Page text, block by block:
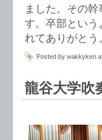
ました。その
す。卒部とい
れてありがとう
Posted by wakkyken
龍谷大学吹